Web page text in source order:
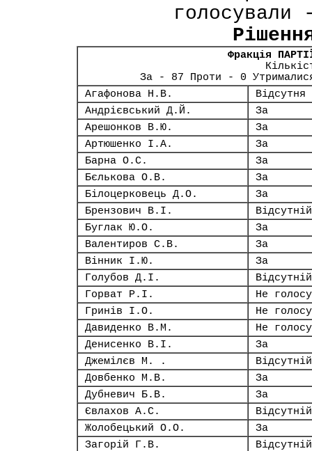
Фракція
За - 87 Проти - 0
Агафонова Н.В.
Відсутня
Андрієвський Д.Й.
За
Арешонков В.Ю.
За
Артюшенко І.А.
За
Барна О.С.
За
Бєлькова О.В.
За
Білоцерковець Д.О.
За
Брензович В.І.
Відсутній
Буглак Ю.О.
За
Валентиров С.В.
За
Вінник І.Ю.
За
Голубов Д.І.
Відсутній
Горват Р.І.
Не
Гринів І.О.
Не
Давиденко В.М.
Не
Денисенко В.І.
За
Джемілєв М. .
Відсутній
Довбенко М.В.
За
Дубневич Б.В.
За
Євлахов А.С.
Відсутній
Жолобецький О.О.
За
Загорій Г.В.
Відсутній